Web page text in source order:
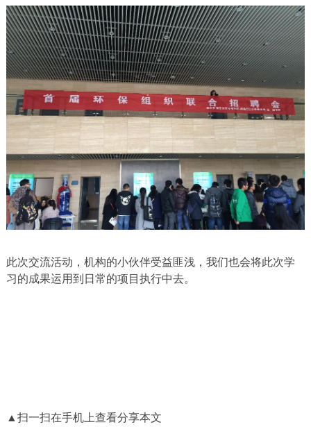
此次交流活动，机构的小伙伴受益匪浅，我们也会将此次学
习的成果运用到日常的项目执行中去。
▲扫一扫在手机上查看分享本文